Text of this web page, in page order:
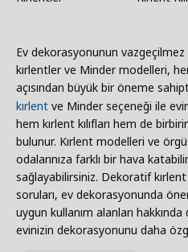
Ev dekorasyonunun vazgeçilmez
kırlentler ve Minder modelleri,
açısından büyük bir öneme
kırlent ve Minder seçeneği ile
hem kırlent kılıfları hem de
bulunur. Kırlent modelleri ve
odalarınıza farklı bir hava
sağlayabilirsiniz. Dekoratif kırlent
soruları, ev dekorasyonunda
uygun kullanım alanları
evinizin dekorasyonunu daha